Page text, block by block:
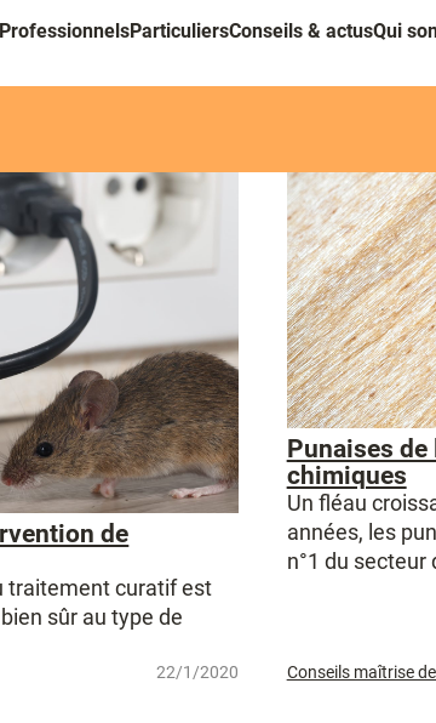
ProfessionnelsParticuliersConseils & actusQui
de
traitement curatif est
sûr au type de
22/1/2020
Punaises
chimiques
Un fléau
années, les
n°1 du secteur
Conseils maîtrise